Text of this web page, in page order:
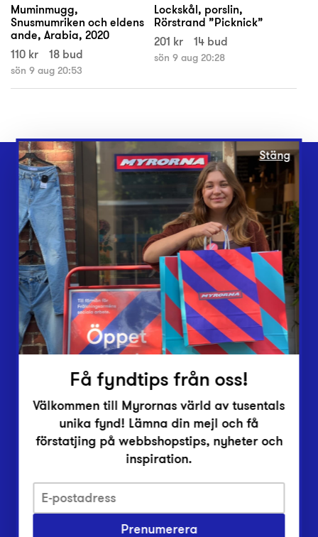
Muminmugg,
Snusmumriken och eldens
ande, Arabia, 2020
110 kr
18 bud
sön 9 aug 20:53
Lockskål, porslin,
Rörstrand ”Picknick”
201 kr
14 bud
sön 9 aug 20:28
Webbshop
Butiker
Lämna in
Vårt överskott
Inlämningsplatser
Om Myrorna
Lediga jobb
Pressrum
Integritetsskyddspolicy
Har du frågor om onlineköp, leverans eller retur?
Stäng
Få fyndtips från oss!
Välkommen till Myrornas värld av tusentals
unika fynd! Lämna din mejl och få
förstatjing på webbshopstips, nyheter och
inspiration.
Prenumerera